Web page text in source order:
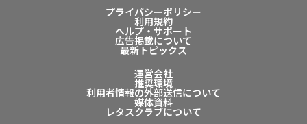
プライバシーポリシー
利用規約
ヘルプ・サポート
広告掲載について
最新トピックス
運営会社
推奨環境
利用者情報の外部送信について
媒体資料
レタスクラブについて